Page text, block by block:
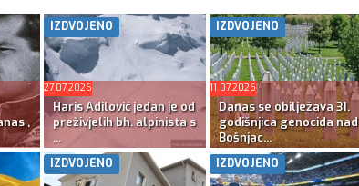
,
IZDVOJENO
27.07.2026
Haris Adilović jedan je od
preživjelih bh. alpinista s
...
IZDVOJENO
11.07.2026
Danas se obilježava 31.
godišnjica genocida nad
Bošnjac...
IZDVOJENO IZDVOJENO